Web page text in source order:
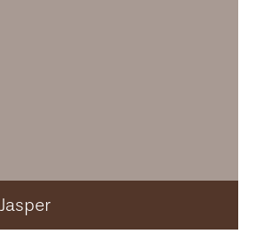
Jasper